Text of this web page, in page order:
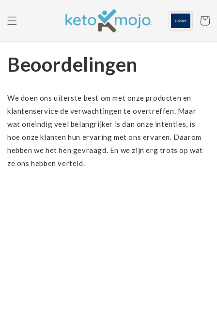
inhoud
Beoordelingen
We doen ons uiterste best om met onze producten en
klantenservice de verwachtingen te overtreffen. Maar
wat oneindig veel belangrijker is dan onze intenties, is
hoe onze klanten hun ervaring met ons ervaren. Daarom
hebben we het hen gevraagd. En we zijn erg trots op wat
ze ons hebben verteld.